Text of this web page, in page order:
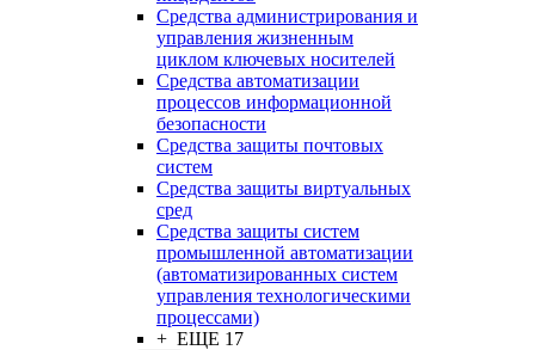
Средства администрирования и
управления жизненным
циклом ключевых носителей
Средства автоматизации
процессов информационной
безопасности
Средства защиты почтовых
систем
Средства защиты виртуальных
сред
Средства защиты систем
промышленной автоматизации
(автоматизированных систем
управления технологическими
процессами)
+ ЕЩЕ 17